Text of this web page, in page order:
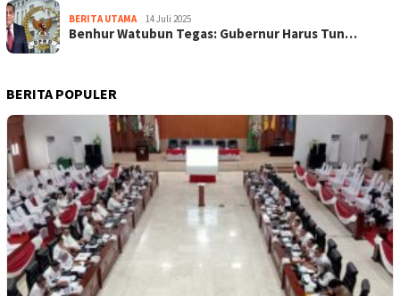
BERITA UTAMA 14 Juli 2025
Benhur Watubun Tegas: Gubernur Harus Tun…
BERITA POPULER